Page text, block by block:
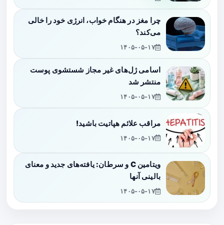
چرا مغز در هنگام خواب، انرژی خود را خالی
می‌کند؟
۱۴۰۵-۰۵-۱۷
اسامی ژل‌های غیر مجاز شستشوی پوست
منتشر شد
۱۴۰۵-۰۵-۱۷
مراقب علائم هپاتیت باشید!
۱۴۰۵-۰۵-۱۷
ویتامین C و سرطان: یافته‌های جدید و معنای
بالینی آنها
۱۴۰۵-۰۵-۱۷